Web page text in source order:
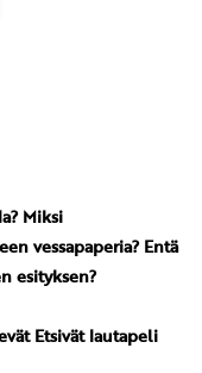
Miksi
vessapaperia? Entä
esityksen?
Etsivät lautapeli